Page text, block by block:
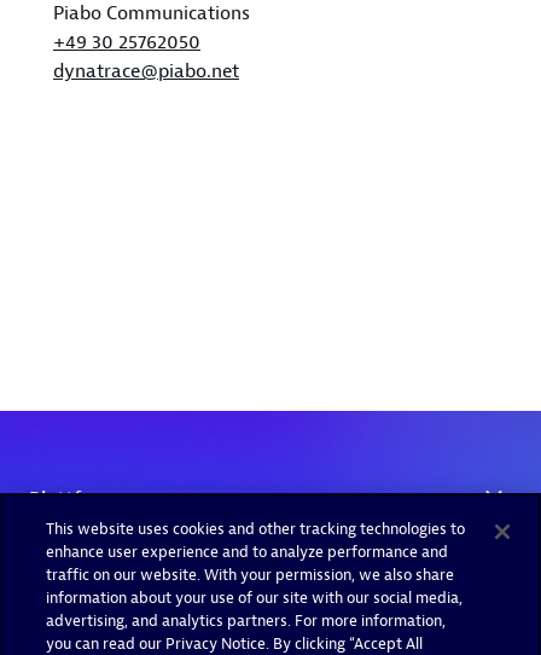
Piabo Communications
+49 30 25762050
dynatrace@piabo.net
This website uses cookies and other tracking technologies to
enhance user experience and to analyze performance and
traffic on our website. With your permission, we also share
information about your use of our site with our social media,
advertising, and analytics partners. For more information,
you can read our Privacy Notice. By clicking “Accept All